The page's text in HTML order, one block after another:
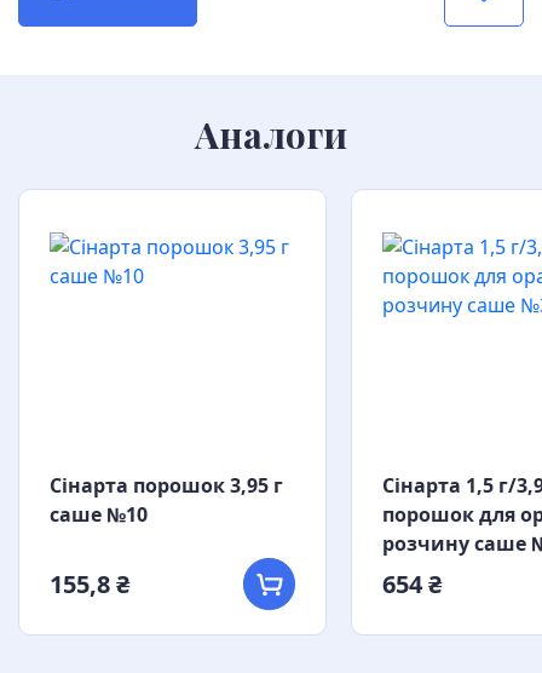
Аналоги
Сінарта порошок 3,95 г
саше №10
155,8 ₴
Сінарта 1,5 г/
порошок для
розчину саше
654 ₴